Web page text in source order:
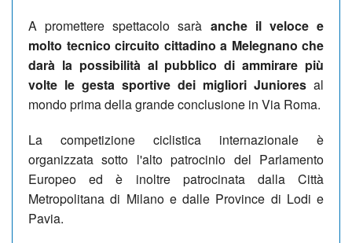
A promettere spettacolo sarà anche il veloce e
molto tecnico circuito cittadino a Melegnano che
darà la possibilità al pubblico di ammirare più
volte le gesta sportive dei migliori Juniores al
mondo prima della grande conclusione in Via Roma.
La competizione ciclistica internazionale è
organizzata sotto l'alto patrocinio del Parlamento
Europeo ed è inoltre patrocinata dalla Città
Metropolitana di Milano e dalle Province di Lodi e
Pavia.